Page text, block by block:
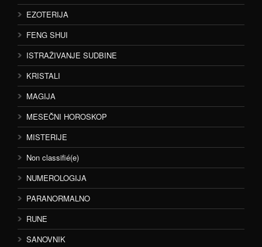
EZOTERIJA
FENG SHUI
ISTRAŽIVANJE SUDBINE
KRISTALI
MAGIJA
MESEČNI HOROSKOP
MISTERIJE
Non classifié(e)
NUMEROLOGIJA
PARANORMALNO
RUNE
SANOVNIK